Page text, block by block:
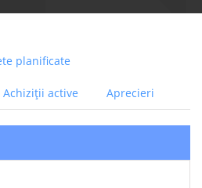
planificate
Achiziții active Aprecieri